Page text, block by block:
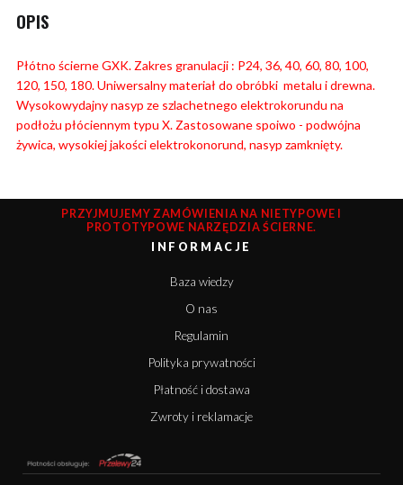
OPIS
Płótno ścierne GXK. Zakres granulacji : P24, 36, 40, 60, 80, 100,
120, 150, 180. Uniwersalny materiał do obróbki metalu i drewna.
Wysokowydajny nasyp ze szlachetnego elektrokorundu na
podłożu płóciennym typu X. Zastosowane spoiwo - podwójna
żywica, wysokiej jakości elektrokonorund, nasyp zamknięty.
PRZYJMUJEMY ZAMÓWIENIA NA NIETYPOWE I
PROTOTYPOWE NARZĘDZIA ŚCIERNE.
INFORMACJE
Baza wiedzy
O nas
Regulamin
Polityka prywatności
Płatność i dostawa
Zwroty i reklamacje